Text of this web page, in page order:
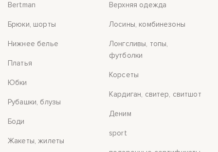
Bertman
Брюки, шорты
Нижнее белье
Платья
Юбки
Рубашки, блузы
Боди
Жакеты, жилеты
Верхняя одежда
Лосины, комбинезоны
Лонгсливы, топы,
футболки
Корсеты
Кардиган, свитер, свитшот
Деним
sport